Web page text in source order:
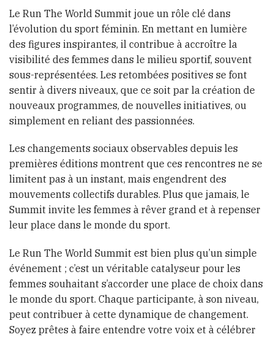
Le Run The World Summit joue un rôle clé dans
l’évolution du sport féminin. En mettant en lumière
des figures inspirantes, il contribue à accroître la
visibilité des femmes dans le milieu sportif, souvent
sous-représentées. Les retombées positives se font
sentir à divers niveaux, que ce soit par la création de
nouveaux programmes, de nouvelles initiatives, ou
simplement en reliant des passionnées.
Les changements sociaux observables depuis les
premières éditions montrent que ces rencontres ne se
limitent pas à un instant, mais engendrent des
mouvements collectifs durables. Plus que jamais, le
Summit invite les femmes à rêver grand et à repenser
leur place dans le monde du sport.
Le Run The World Summit est bien plus qu’un simple
événement ; c’est un véritable catalyseur pour les
femmes souhaitant s’accorder une place de choix dans
le monde du sport. Chaque participante, à son niveau,
peut contribuer à cette dynamique de changement.
Soyez prêtes à faire entendre votre voix et à célébrer